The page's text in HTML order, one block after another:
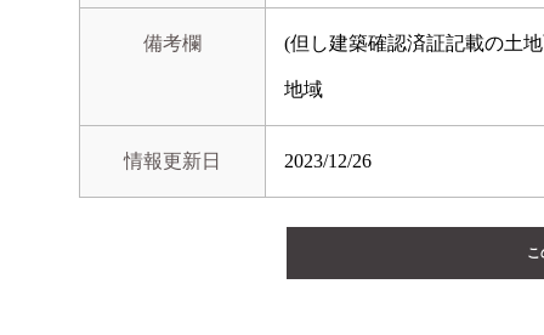
備考欄 (但し建築確認済証記載の土
地域
情報更新日 2023/12/26
こ